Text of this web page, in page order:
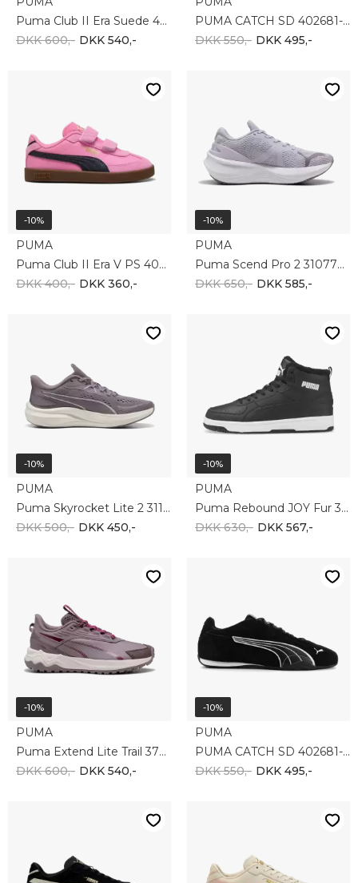
Puma Club II Era Suede 400717-27
DKK 600,- DKK 540,-
PUMA CATCH SD 402681-05
DKK 550,- DKK 495,-
-10%
PUMA
Puma Club II Era V PS 402307-13
DKK 400,- DKK 360,-
-10%
PUMA
Puma Scend Pro 2 310779-18
DKK 650,- DKK 585,-
-10%
PUMA
Puma Skyrocket Lite 2 311730-10
DKK 500,- DKK 450,-
-10%
PUMA
Puma Rebound JOY Fur 375576-01
DKK 630,- DKK 567,-
-10%
PUMA
Puma Extend Lite Trail 379538-25
DKK 600,- DKK 540,-
-10%
PUMA
PUMA CATCH SD 402681-02
DKK 550,- DKK 495,-